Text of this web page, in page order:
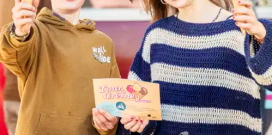
Bezoekboerderijen
Projecten
Wandelen of fietsen met een ijsje